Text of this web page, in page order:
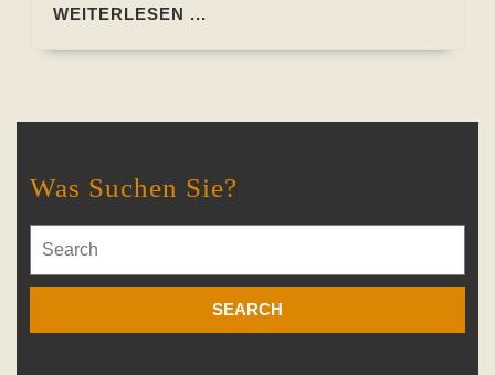
WEITERLESEN ...
Was Suchen Sie?
for: